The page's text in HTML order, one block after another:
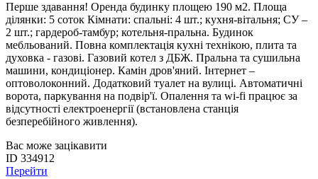
Перше здавання! Оренда будинку площею 190 м2. Площа
ділянки: 5 соток Кімнати: спальні: 4 шт.; кухня-вітальня; СУ –
2 шт.; гардероб-тамбур; котельня-пральна. Будинок
мебльований. Повна комплектація кухні технікою, плита та
духовка - газові. Газовий котел з ДБЖ. Пральна та сушильна
машини, кондиціонер. Камін дров'яний. Інтернет –
оптоволоконний. Додатковий туалет на вулиці. Автоматичні
ворота, паркування на подвір'ї. Опалення та wi-fi працює за
відсутності електроенергії (встановлена станція
безперебійного живлення).
Вас може зацікавити
ID 334912
Перейти